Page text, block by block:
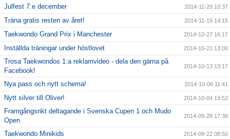
Julfest 7:e december 2014-11-20 10:37
Träna gratis resten av året! 2014-11-19 14:15
Taekwondo Grand Prix i Manchester 2014-10-27 16:17
Inställda träningar under höstlovet 2014-10-21 13:00
Trosa Taekwondos 1:a reklamvideo - dela den gärna på
Facebook!
2014-10-13 13:17
Nya pass och nytt schema! 2014-10-06 11:41
Nytt silver till Oliver! 2014-10-04 19:52
Framgångsrikt deltagande i Svenska Cupen 1 och Mudo
Open
2014-09-28 17:38
Taekwondo Minikids 2014-09-22 08:50